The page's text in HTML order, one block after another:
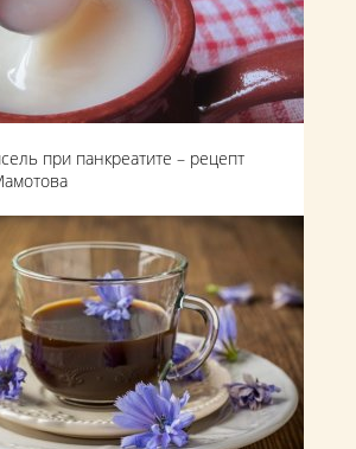
при панкреатите – рецепт